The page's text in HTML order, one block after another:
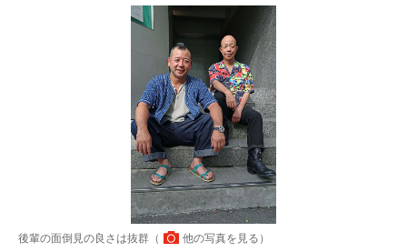
後輩の面倒見の良さは抜群（ 他の写真を見る ）